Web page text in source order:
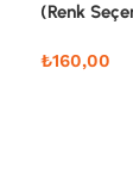
(Renk
₺160,00